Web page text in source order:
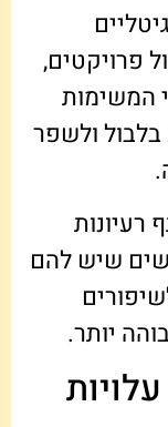
פרויקטים,
המשימות
ולשפר
רעיונות
שיש להם
יותר.